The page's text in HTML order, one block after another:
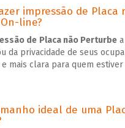
impressão de Placa
line?
de Placa não Perturbea
da privacidade de seus
mais clara para quem
ideal de uma